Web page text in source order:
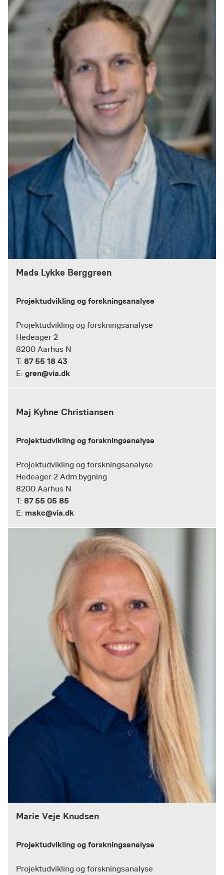
Mads Lykke Berggreen
Projektudvikling og forskningsanalyse
Projektudvikling og forskningsanalyse
Hedeager 2
8200 Aarhus N
T: 87 55 18 43
E: gren@via.dk
Maj Kyhne Christiansen
Projektudvikling og forskningsanalyse
Projektudvikling og forskningsanalyse
Hedeager 2 Adm.bygning
8200 Aarhus N
T: 87 55 05 85
E: makc@via.dk
Marie Veje Knudsen
Projektudvikling og forskningsanalyse
Projektudvikling og forskningsanalyse